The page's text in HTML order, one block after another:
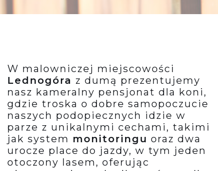
W malowniczej miejscowości
Lednogóra z dumą prezentujemy
nasz kameralny pensjonat dla koni,
gdzie troska o dobre samopoczucie
naszych podopiecznych idzie w
parze z unikalnymi cechami, takimi
jak system monitoringu oraz dwa
urocze place do jazdy, w tym jeden
otoczony lasem, oferując